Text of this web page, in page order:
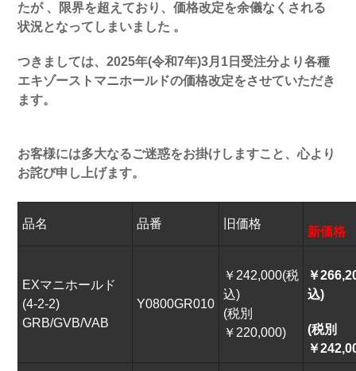
GV/GR GD/GG – E.F.G
GD/GG – C.D.E GD/GG – A.B
BN/BS
BD/BG
たが 、限界を超えており、価格改定を余儀なくされる
状況となってしまいました 。
つきましては、2025年(令和7年)3月1日受注分より各種
エキゾーストマニホールドの価格改定をさせていただき
ます。
お客様には多大なるご迷惑をお掛けしますこと、心より
お詫び申し上げます。
品名 品番 旧価格
新価格
EXマニホールド
(4-2-2)
GRB/GVB/VAB
Y0800GR010
￥242,000(税
込)
(税別
￥220,000)
￥
込)
(税別
￥